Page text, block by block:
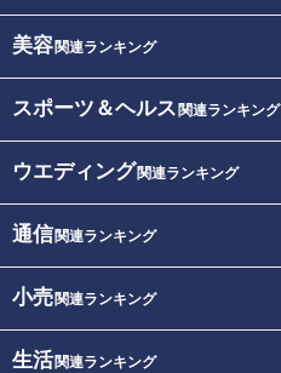
美容関連ランキング
スポーツ＆ヘルス 関連ランキング
ウエディング関連ランキング
通信関連ランキング
小売関連ランキング
生活関連ランキング